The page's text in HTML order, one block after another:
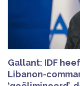
Gallant: IDF
Libanon-